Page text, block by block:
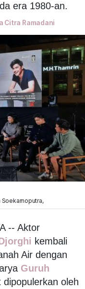
era 1980-an.
Citra Ramadani
Soekarnoputra,
-- Aktor
kembali
Air dengan
Guruh
oleh